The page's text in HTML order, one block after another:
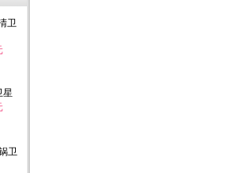
卫
星
卫